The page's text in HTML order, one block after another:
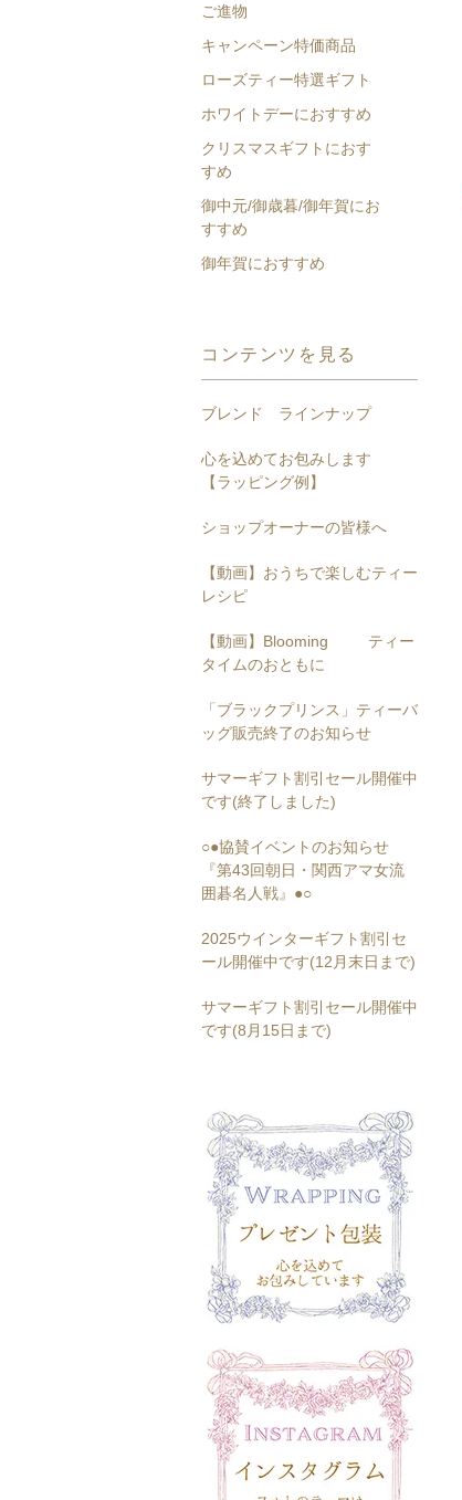
ご進物
キャンペーン特価商品
ローズティー特選ギフト
ホワイトデーにおすすめ
クリスマスギフトにおす
すめ
御中元/御歳暮/御年賀にお
すすめ
御年賀におすすめ
コンテンツを見る
ブレンド ラインナップ
心を込めてお包みします
【ラッピング例】
ショップオーナーの皆様へ
【動画】おうちで楽しむティー
レシピ
【動画】Blooming ティー
タイムのおともに
「ブラックプリンス」ティーバ
ッグ販売終了のお知らせ
サマーギフト割引セール開催中
です(終了しました)
○●協賛イベントのお知らせ
『第43回朝日・関西アマ女流
囲碁名人戦』●○
2025ウインターギフト割引セ
ール開催中です(12月末日まで)
サマーギフト割引セール開催中
です(8月15日まで)